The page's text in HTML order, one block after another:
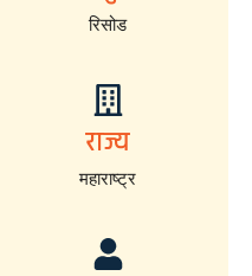
रिसोड
राज्य
महाराष्ट्र